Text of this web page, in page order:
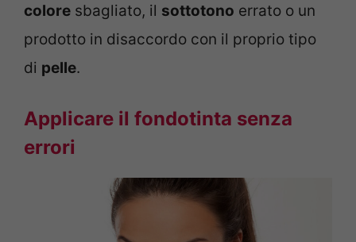
colore sbagliato, il sottotono errato o un
prodotto in disaccordo con il proprio tipo
di pelle.
Applicare il fondotinta senza
errori